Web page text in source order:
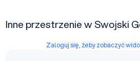
Inne przestrzenie w Swojski
Zaloguj się, żeby zobaczyć